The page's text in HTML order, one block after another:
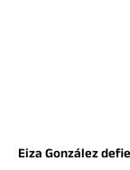
Eiza González